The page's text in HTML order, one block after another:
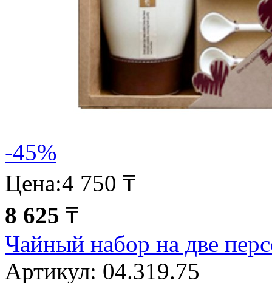
-45%
Цена:4 750 ₸
8 625 ₸
Чайный набор на две
Артикул: 04.319.75